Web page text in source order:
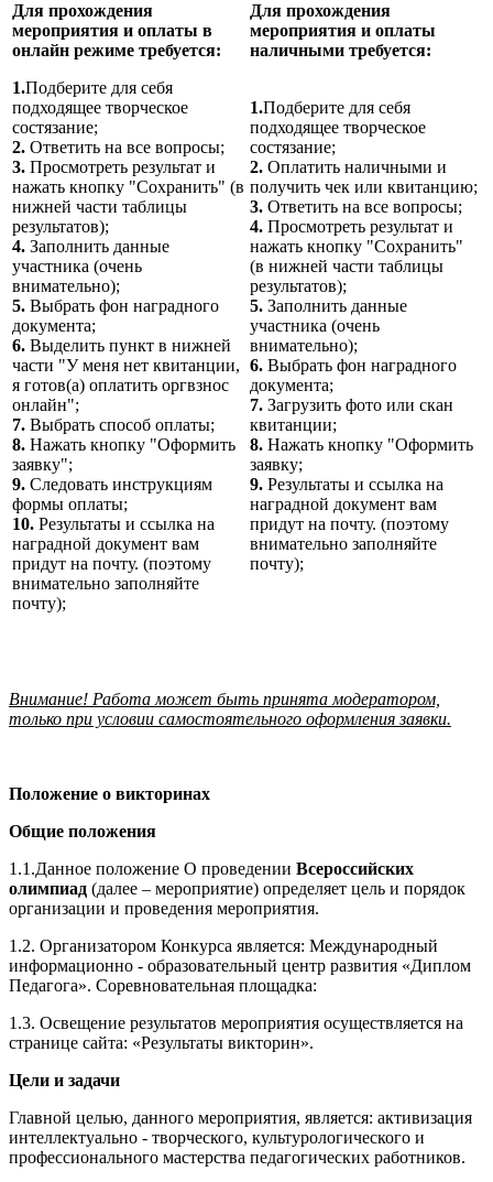
Для прохождения
мероприятия и оплаты в
онлайн режиме требуется:
1.Подберите для себя
подходящее творческое
состязание;
2. Ответить на все вопросы;
3. Просмотреть результат и
нажать кнопку "Сохранить" (в
нижней части таблицы
результатов);
4. Заполнить данные
участника (очень
внимательно);
5. Выбрать фон наградного
документа;
6. Выделить пункт в нижней
части "У меня нет квитанции,
я готов(а) оплатить оргвзнос
онлайн";
7. Выбрать способ оплаты;
8. Нажать кнопку "Оформить
заявку";
9. Следовать инструкциям
формы оплаты;
10. Результаты и ссылка на
наградной документ вам
придут на почту. (поэтому
внимательно заполняйте
почту);
Для прохождения
мероприятия и оплаты
наличными требуется:
1.Подберите для себя
подходящее творческое
состязание;
2. Оплатить наличными и
получить чек или квитанцию;
3. Ответить на все вопросы;
4. Просмотреть результат и
нажать кнопку "Сохранить"
(в нижней части таблицы
результатов);
5. Заполнить данные
участника (очень
внимательно);
6. Выбрать фон наградного
документа;
7. Загрузить фото или скан
квитанции;
8. Нажать кнопку "Оформить
заявку;
9. Результаты и ссылка на
наградной документ вам
придут на почту. (поэтому
внимательно заполняйте
почту);
Внимание! Работа может быть принята модератором,
только при условии самостоятельного оформления заявки.
Положение о викторинах
Общие положения
1.1.Данное положение О проведении Всероссийских
олимпиад (далее – мероприятие) определяет цель и порядок
организации и проведения мероприятия.
1.2. Организатором Конкурса является: Международный
информационно - образовательный центр развития «Диплом
Педагога». Соревновательная площадка:
1.3. Освещение результатов мероприятия осуществляется на
странице сайта: «Результаты викторин».
Цели и задачи
Главной целью, данного мероприятия, является: активизация
интеллектуально - творческого, культурологического и
профессионального мастерства педагогических работников.